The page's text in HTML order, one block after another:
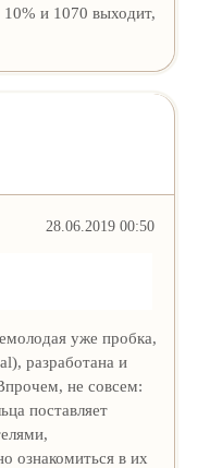
10% и 1070 выходит,
28.06.2019 00:50
уже пробка,
разработана и
не совсем:
поставляет
ознакомиться в их